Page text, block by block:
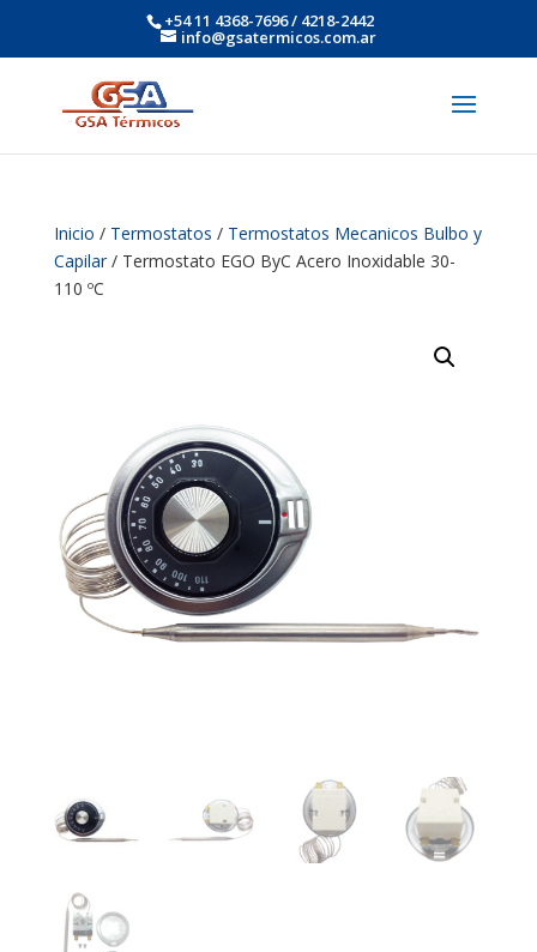
+54 11 4368-7696 / 4218-2442
info@gsatermicos.com.ar
Inicio / Termostatos / Termostatos Mecanicos Bulbo y
Capilar/ Termostato EGO ByC Acero Inoxidable 30-
110 ºC